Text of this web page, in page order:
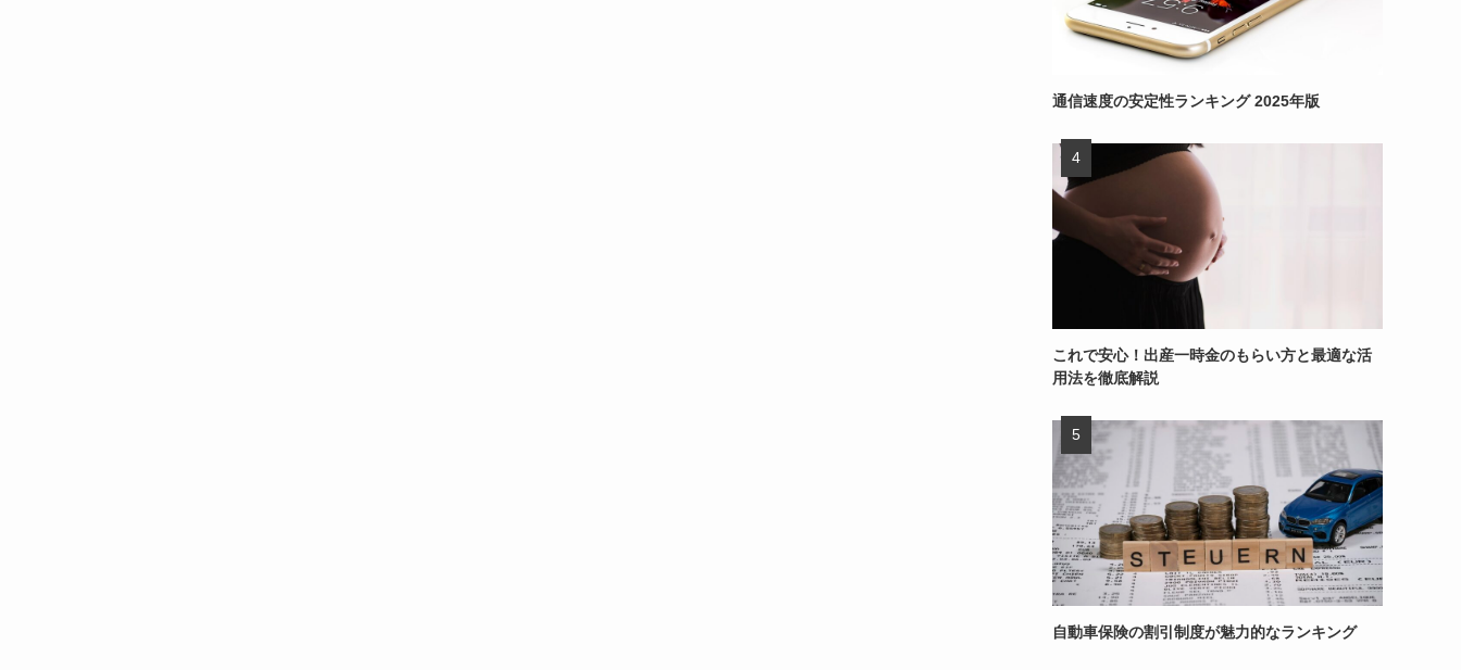
通信速度の安定性ランキング 2025年版
これで安心！出産一時金のもらい方と最適な活
用法を徹底解説
自動車保険の割引制度が魅力的なランキング